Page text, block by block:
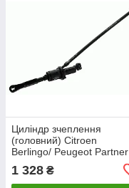
Циліндр зчеплення
(головний) Citroen
Berlingo/ Peugeot Partner
1.6 HDI 08- (d=15.87mm)
1 328 ₴